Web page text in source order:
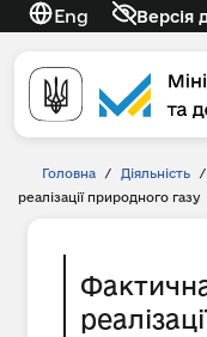
Eng Версія
Головна / Діяльність /
реалізації природного газу